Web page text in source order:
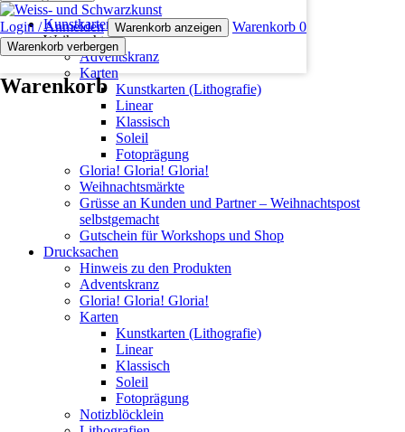
Login / Anmelden Warenkorb anzeigen Warenkorb 0
Warenkorb verbergen
Warenkorb
Kunstkarten (Lithografie)
Weihnachten
Adventskranz
Karten
Kunstkarten (Lithografie)
Linear
Klassisch
Soleil
Fotoprägung
Gloria! Gloria! Gloria!
Weihnachtsmärkte
Grüsse an Kunden und Partner – Weihnachtspost
selbstgemacht
Gutschein für Workshops und Shop
Drucksachen
Hinweis zu den Produkten
Adventskranz
Gloria! Gloria! Gloria!
Karten
Kunstkarten (Lithografie)
Linear
Klassisch
Soleil
Fotoprägung
Notizblöcklein